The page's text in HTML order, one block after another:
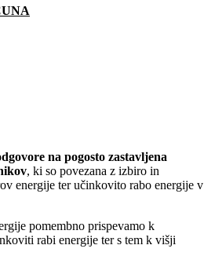
na pogosto zastavljena
, ki so povezana z izbiro in
energije ter učinkovito rabo energije v
pomembno prispevamo k
rabi energije ter s tem k višji